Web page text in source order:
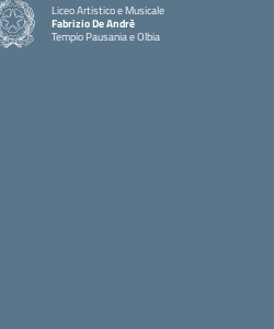
Liceo Artistico e Musicale
Fabrizio De Andrè
Tempio Pausania e Olbia
— Visita la pagina iniziale della scuola